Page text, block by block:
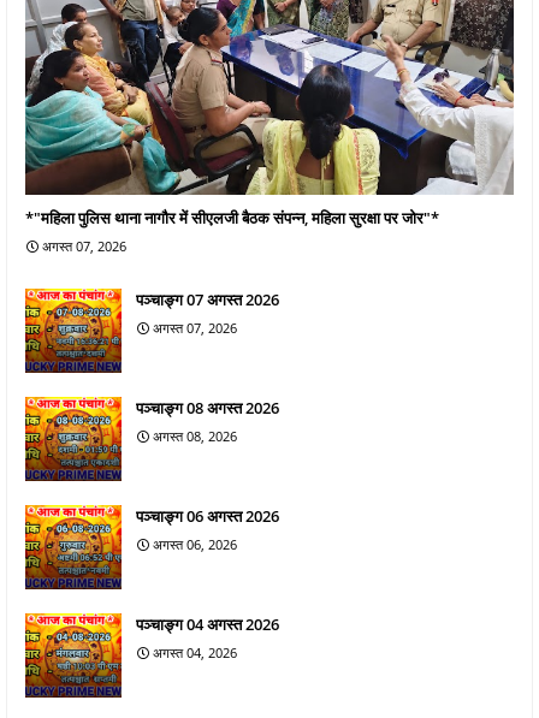
*"महिला पुलिस थाना नागौर में सीएलजी बैठक संपन्न, महिला सुरक्षा पर जोर"*
अगस्त 07, 2026
पञ्चाङ्ग 07 अगस्त 2026
अगस्त 07, 2026
पञ्चाङ्ग 08 अगस्त 2026
अगस्त 08, 2026
पञ्चाङ्ग 06 अगस्त 2026
अगस्त 06, 2026
पञ्चाङ्ग 04 अगस्त 2026
अगस्त 04, 2026